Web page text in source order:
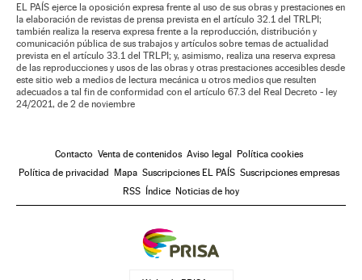
EL PAÍS ejerce la oposición expresa frente al uso de sus obras y prestaciones en
la elaboración de revistas de prensa prevista en el artículo 32.1 del TRLPI;
también realiza la reserva expresa frente a la reproducción, distribución y
comunicación pública de sus trabajos y artículos sobre temas de actualidad
prevista en el artículo 33.1 del TRLPI; y, asimismo, realiza una reserva expresa
de las reproducciones y usos de las obras y otras prestaciones accesibles desde
este sitio web a medios de lectura mecánica u otros medios que resulten
adecuados a tal fin de conformidad con el artículo 67.3 del Real Decreto - ley
24/2021, de 2 de noviembre
Contacto Venta de contenidos Aviso legal Política cookies
Política de privacidad Mapa Suscripciones EL PAÍS Suscripciones empresas
RSS Índice Noticias de hoy